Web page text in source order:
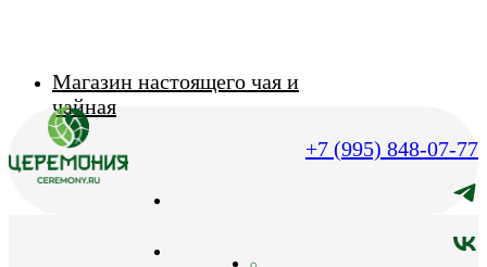
Магазин настоящего чая и
чайная
+7 (995) 848-07-77